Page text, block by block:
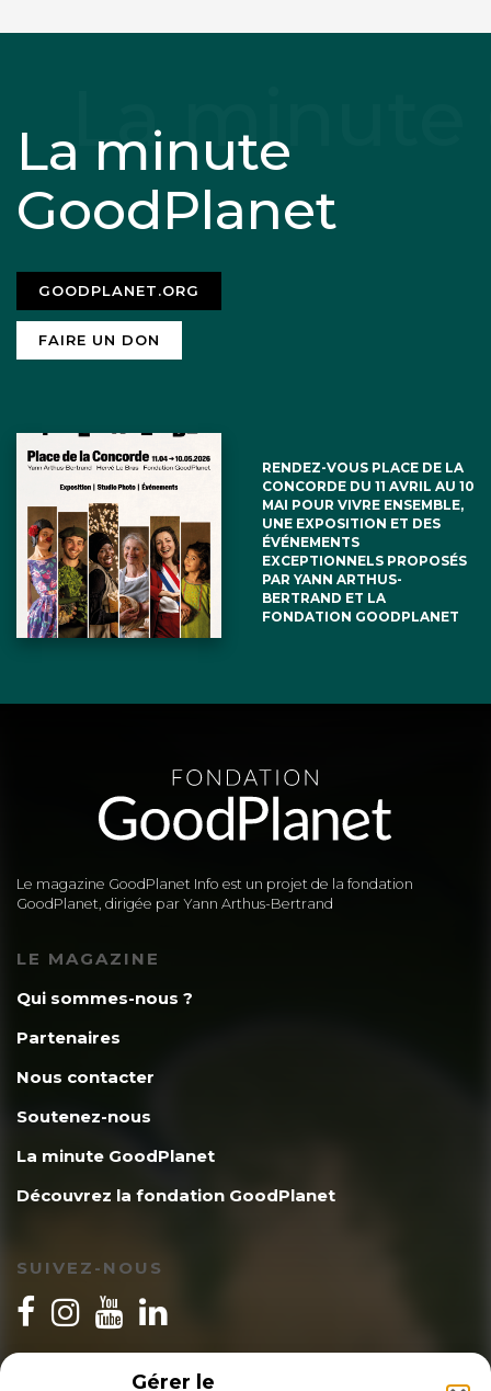
Gérer le
La minute
GoodPlanet
GOODPLANET.ORG
FAIRE UN DON
RENDEZ-VOUS PLACE DE LA
CONCORDE DU 11 AVRIL AU 10
MAI POUR VIVRE ENSEMBLE,
UNE EXPOSITION ET DES
ÉVÉNEMENTS
EXCEPTIONNELS PROPOSÉS
PAR YANN ARTHUS-
BERTRAND ET LA
FONDATION GOODPLANET
Le magazine GoodPlanet Info est un projet de la fondation
GoodPlanet, dirigée par Yann Arthus-Bertrand
LE MAGAZINE
Qui sommes-nous ?
Partenaires
Nous contacter
Soutenez-nous
La minute GoodPlanet
Découvrez la fondation GoodPlanet
SUIVEZ-NOUS
INSCRIPTION NEWSLETTER